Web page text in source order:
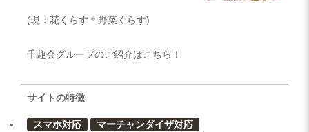
(現：花くらす＊野菜くらす)
千趣会グループのご紹介はこちら！
サイトの特徴
スマホ対応
マーチャンダイザ対応